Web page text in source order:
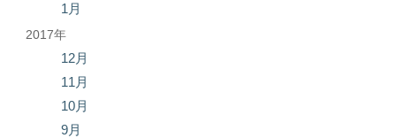
1月
2017年
12月
11月
10月
9月